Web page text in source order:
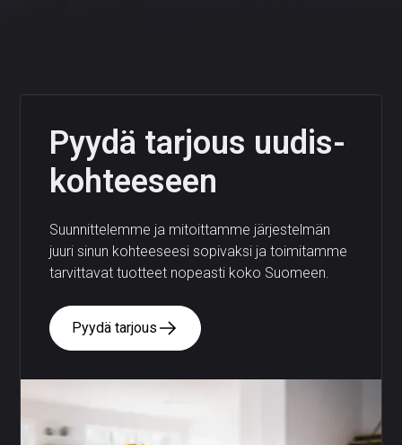
Pyydä tarjous uudis­
kohteeseen
Suunnittelemme ja mitoittamme järjestelmän
juuri sinun kohteeseesi sopivaksi ja toimitamme
tarvittavat tuotteet nopeasti koko Suomeen.
Pyydä tarjous